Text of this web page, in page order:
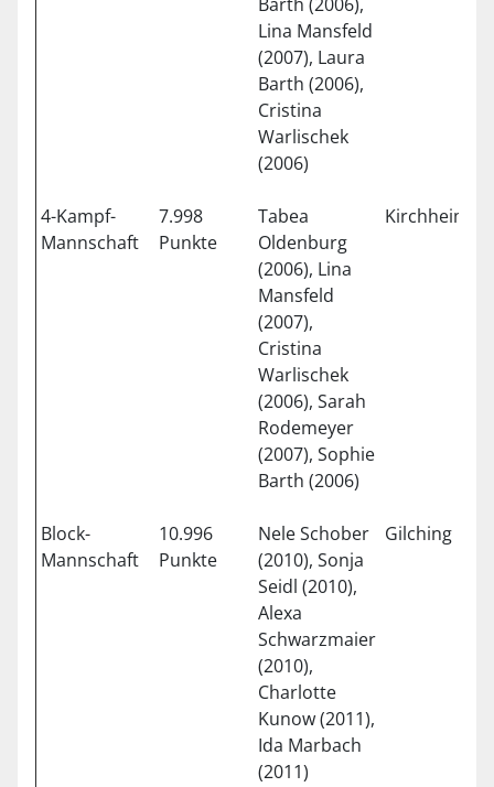
Lina Mansfeld
(2007), Laura
Barth (2006),
Cristina
Warlischek
(2006)
4-Kampf-
Mannschaft
7.998
Punkte
Tabea
Oldenburg
(2006), Lina
Mansfeld
(2007),
Cristina
Warlischek
(2006), Sarah
Rodemeyer
(2007), Sophie
Barth (2006)
Kirchheim
Block-
Mannschaft
10.996
Punkte
Nele Schober
(2010), Sonja
Seidl (2010),
Alexa
Schwarzmaier
(2010),
Charlotte
Kunow (2011),
Ida Marbach
(2011)
Gilching